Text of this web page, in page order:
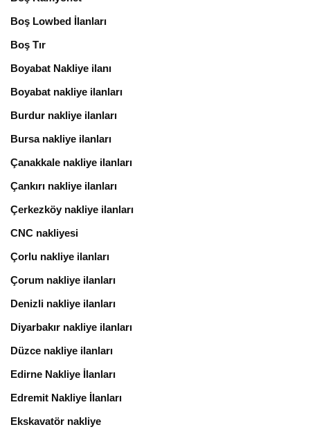
Boş Lowbed İlanları
Boş Tır
Boyabat Nakliye ilanı
Boyabat nakliye ilanları
Burdur nakliye ilanları
Bursa nakliye ilanları
Çanakkale nakliye ilanları
Çankırı nakliye ilanları
Çerkezköy nakliye ilanları
CNC nakliyesi
Çorlu nakliye ilanları
Çorum nakliye ilanları
Denizli nakliye ilanları
Diyarbakır nakliye ilanları
Düzce nakliye ilanları
Edirne Nakliye İlanları
Edremit Nakliye İlanları
Ekskavatör nakliye